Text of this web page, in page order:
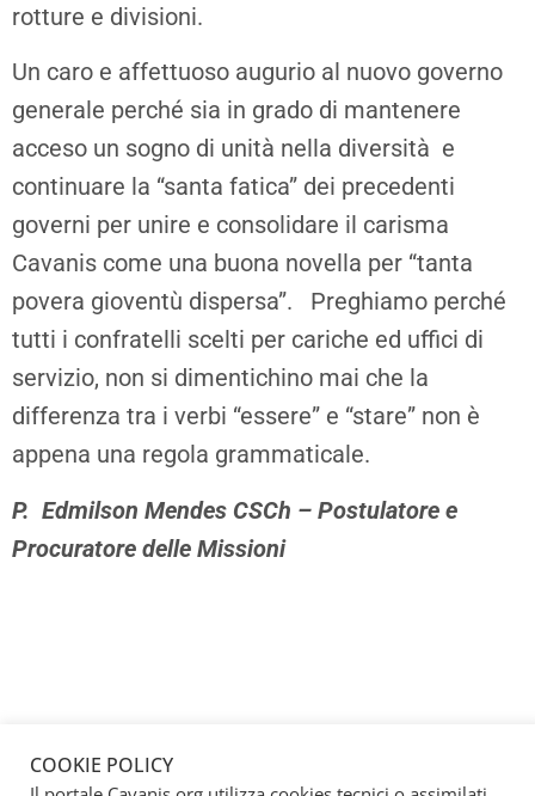
rotture e divisioni.
Un caro e affettuoso augurio al nuovo governo
generale perché sia in grado di mantenere
acceso un sogno di unità nella diversità e
continuare la “santa fatica” dei precedenti
governi per unire e consolidare il carisma
Cavanis come una buona novella per “tanta
povera gioventù dispersa”. Preghiamo perché
tutti i confratelli scelti per cariche ed uffici di
servizio, non si dimentichino mai che la
differenza tra i verbi “essere” e “stare” non è
appena una regola grammaticale.
P. Edmilson Mendes CSCh – Postulatore e
Procuratore delle Missioni
COOKIE POLICY